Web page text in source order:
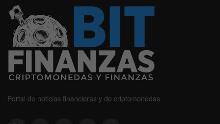
Portal de noticias financieras y de criptomonedas.